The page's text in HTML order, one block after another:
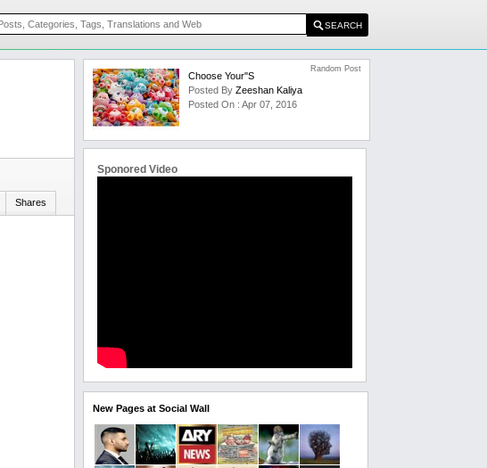
Shares
Choose Your''s
Posted ByZeeshan Kaliya
Posted On : Apr 07, 2016
Random Post
Sponored Video
New Pages at Social Wall